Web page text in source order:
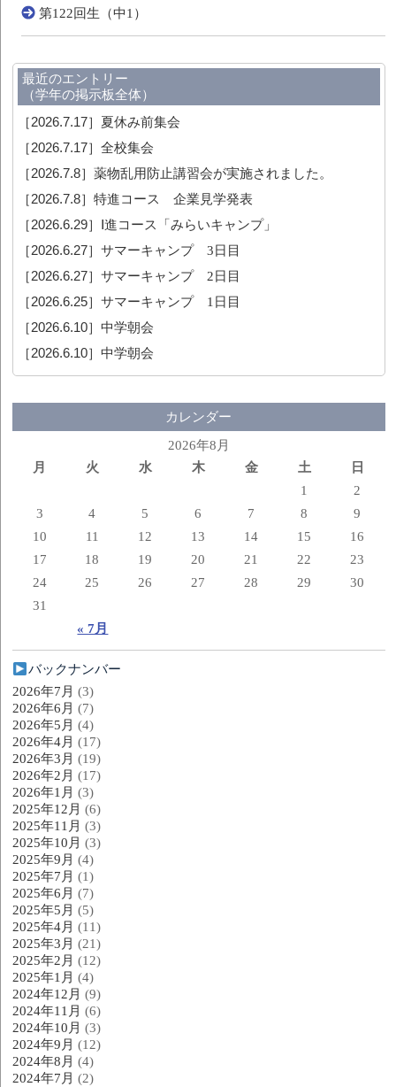
第122回生（中1）
最近のエントリー
（学年の掲示板全体）
［2026.7.17］ 夏休み前集会
［2026.7.17］全校集会
［2026.7.8］薬物乱用防止講習会が実施されました。
［2026.7.8］特進コース 企業見学発表
［2026.6.29］ Ⅰ進コース「みらいキャンプ」
［2026.6.27］サマーキャンプ 3日目
［2026.6.27］サマーキャンプ 2日目
［2026.6.25］サマーキャンプ 1日目
［2026.6.10］中学朝会
［2026.6.10］中学朝会
カレンダー
2026年8月
月
火 水 木 金 土 日
« 7月
1
2
3
4 5 6 7 8
9
10
11 12 13 14 15
16
17
18 19 20 21 22
23
24
25 26 27 28 29
30
31
バックナンバー
2026年7月 (3)
2026年6月 (7)
2026年5月 (4)
2026年4月 (17)
2026年3月 (19)
2026年2月 (17)
2026年1月 (3)
2025年12月 (6)
2025年11月 (3)
2025年10月 (3)
2025年9月 (4)
2025年7月 (1)
2025年6月 (7)
2025年5月 (5)
2025年4月 (11)
2025年3月 (21)
2025年2月 (12)
2025年1月 (4)
2024年12月 (9)
2024年11月 (6)
2024年10月 (3)
2024年9月 (12)
2024年8月 (4)
2024年7月 (2)